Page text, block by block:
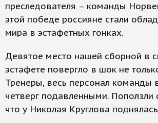
преследователя – команды
этой победе россияне стали
мира в эстафетных гонках.
Девятое место нашей сборной в
эстафете повергло в шок не
Тренеры, весь персонал команды
четверг подавленными. Поползли
что у Николая Круглова